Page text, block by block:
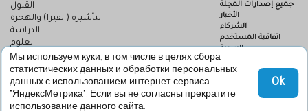
القبول
التأشيرة (الفيزا) والهجرة
الدراسة
العلوم
HED_people
البيت الروسي
المناطق
الثقافة
جميع إصدارات المجلة
الأخبار
الشركاء
اتفاقية المستخدم
السرية
HED
Мы используем куки, в том числе в целях сбора
статистических данных и обработки персональных
данных с использованием интернет-сервиса
"ЯндексМетрика". Если вы не согласны прекратите
использование данного сайта.
Ok